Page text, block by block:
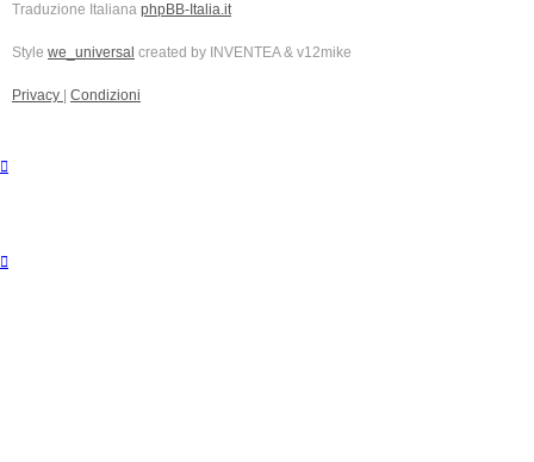
Traduzione Italiana phpBB-Italia.it
Style we_universal created by INVENTEA & v12mike
Privacy Condizioni